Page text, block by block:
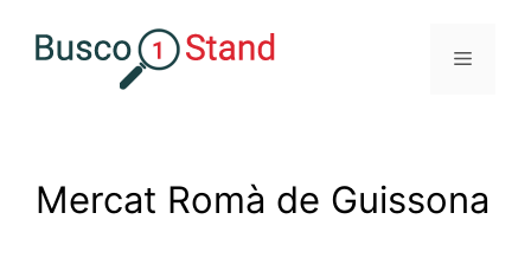
Menú
Mercat Romà de Guissona